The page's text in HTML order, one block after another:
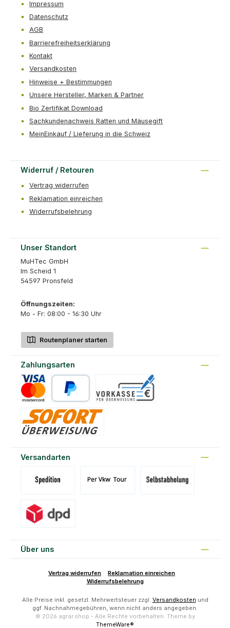
Impressum
Datenschutz
AGB
Barrierefreiheitserklärung
Kontakt
Versandkosten
Hinweise + Bestimmungen
Unsere Hersteller, Marken & Partner
Bio Zertifikat Download
Sachkundenachweis Ratten und Mäusegift
MeinEinkauf / Lieferung in die Schweiz
Widerruf / Retouren
Vertrag widerrufen
Reklamation einreichen
Widerrufsbelehrung
Unser Standort
MuHTec GmbH
Im Scheid 1
54597 Pronsfeld
Öffnungszeiten:
Mo - Fr: 08:00 - 16:30 Uhr
Routenplaner starten
Zahlungsarten
Versandarten
Über uns
Vertrag widerrufen
Reklamation einreichen
Widerrufsbelehrung
Alle Preise inkl. gesetzl. Mehrwertsteuer zzgl. Versandkosten und
ggf. Nachnahmegebühren, wenn nicht anders angegeben.
© 2026 agrar.shop - Alle Rechte vorbehalten. Theme by
ThemeWare®